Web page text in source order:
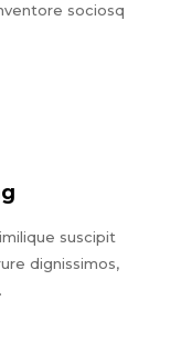
sociosq
suscipit
dignissimos,